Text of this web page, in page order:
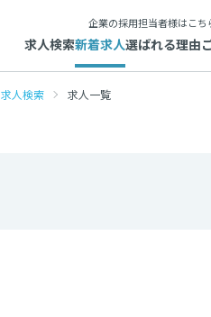
求人検索新着求人選ばれる理由
企業の採用担当者様はこち
求人検索 求人一覧